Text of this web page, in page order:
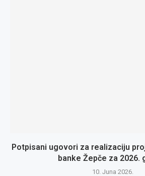
Potpisani ugovori za realizaciju
banke Žepče za 2026.
10. Juna 2026.